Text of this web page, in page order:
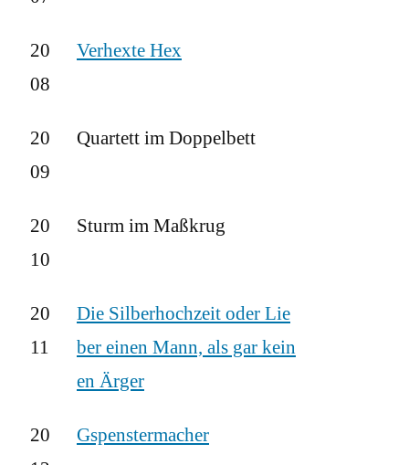
20
08
Verhexte Hex
20
09
Quartett im Doppelbett
20
10
Sturm im Maßkrug
20
11
Die Silberhochzeit oder Lie
ber einen Mann, als gar kein
en Ärger
20
Gspenstermacher